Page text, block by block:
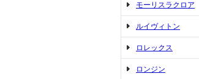
モーリスラクロア
ルイヴィトン
ロレックス
ロンジン